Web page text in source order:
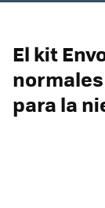
El kit
para la